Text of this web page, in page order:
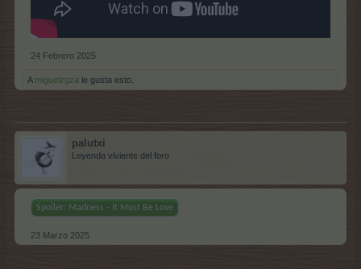
24 Febrero 2025
A miguelzgza le gusta esto.
palutxi
Leyenda viviente del foro
Spoiler: Madness - It Must Be Love
23 Marzo 2025